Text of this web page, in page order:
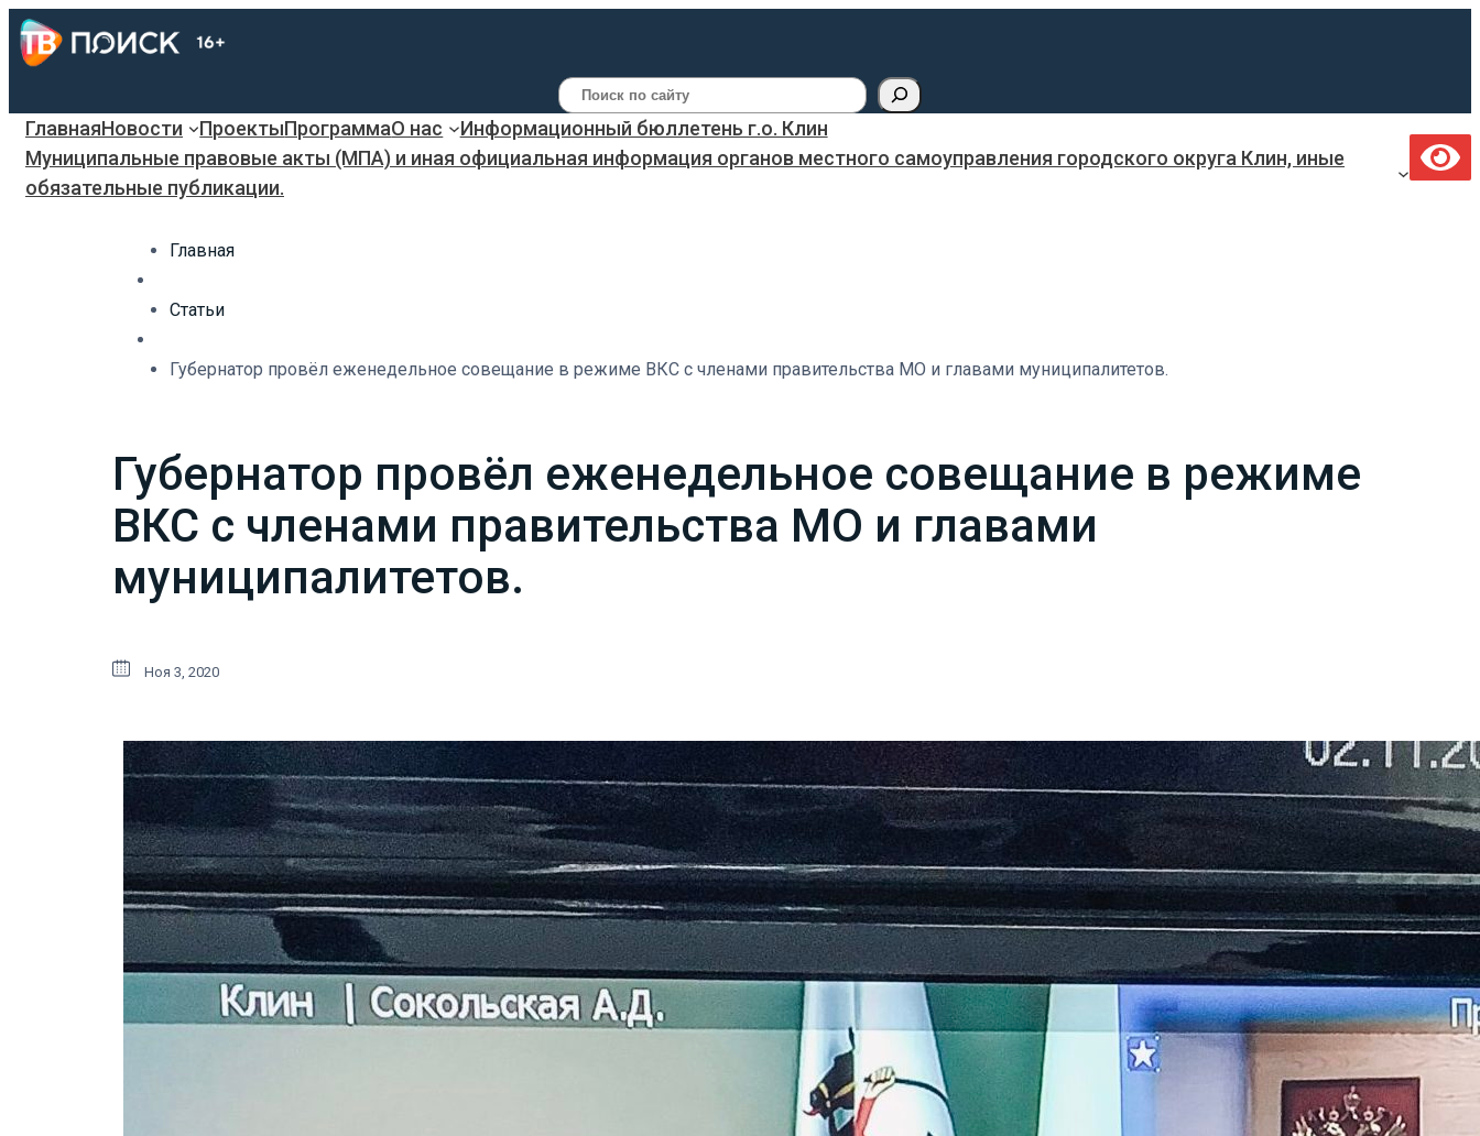
Поиск
ГлавнаяНовости ПроектыПрограммаО нас
Информационный бюллетень г.о. Клин
Муниципальные правовые акты (МПА) и иная официальная информация органов местного самоуправления городского округа Клин, иные
обязательные публикации.
Главная
Статьи
Губернатор провёл еженедельное совещание в режиме ВКС с членами правительства МО и главами муниципалитетов.
Губернатор провёл еженедельное совещание в режиме
ВКС с членами правительства МО и главами
муниципалитетов.
Ноя 3, 2020